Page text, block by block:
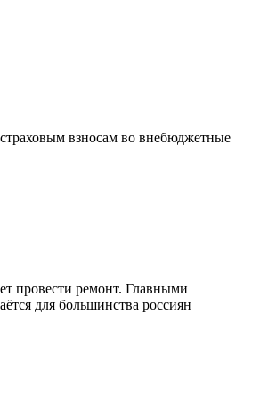
взносам во внебюджетные
провести ремонт. Главными
для большинства россиян